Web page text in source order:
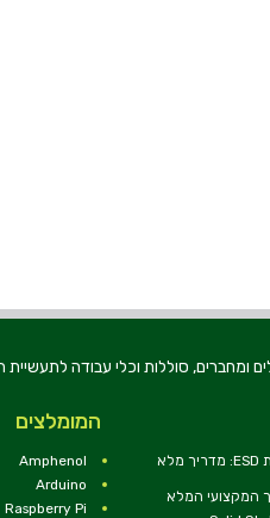
ציוד בדיקה, כבלים ומחברים, סוללות וכלי
המומלצים
Amphenol
Arduino
Raspberry Pi
איך מקימים עמדת עבודה מוגנת ESD: מדריך מלא
המקצועי המלא